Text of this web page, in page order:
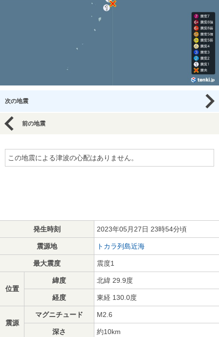
次の地震
前の地震
この地震による津波の心配はありません。
発生時刻 2023年05月27日 23時54分頃
震源地 トカラ列島近海
最大震度 震度1
位置
緯度 北緯 29.9度
経度 東経 130.0度
震源
マグニチュード M2.6
深さ 約10km